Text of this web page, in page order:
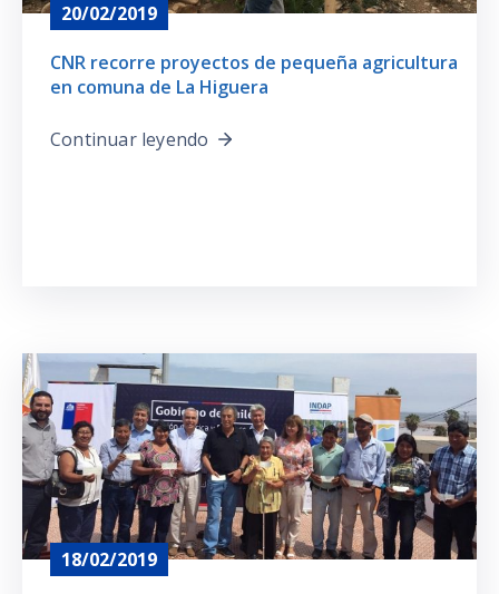
20/02/2019
CNR recorre proyectos de pequeña agricultura
en comuna de La Higuera
Continuar leyendo
18/02/2019